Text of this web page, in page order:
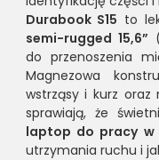
Durabook S15 to
semi-rugged 15,6”
do przenoszenia
Magnezowa
wstrząsy i kurz oraz
sprawiają, że
laptop do pracy w
utrzymania ruchu i